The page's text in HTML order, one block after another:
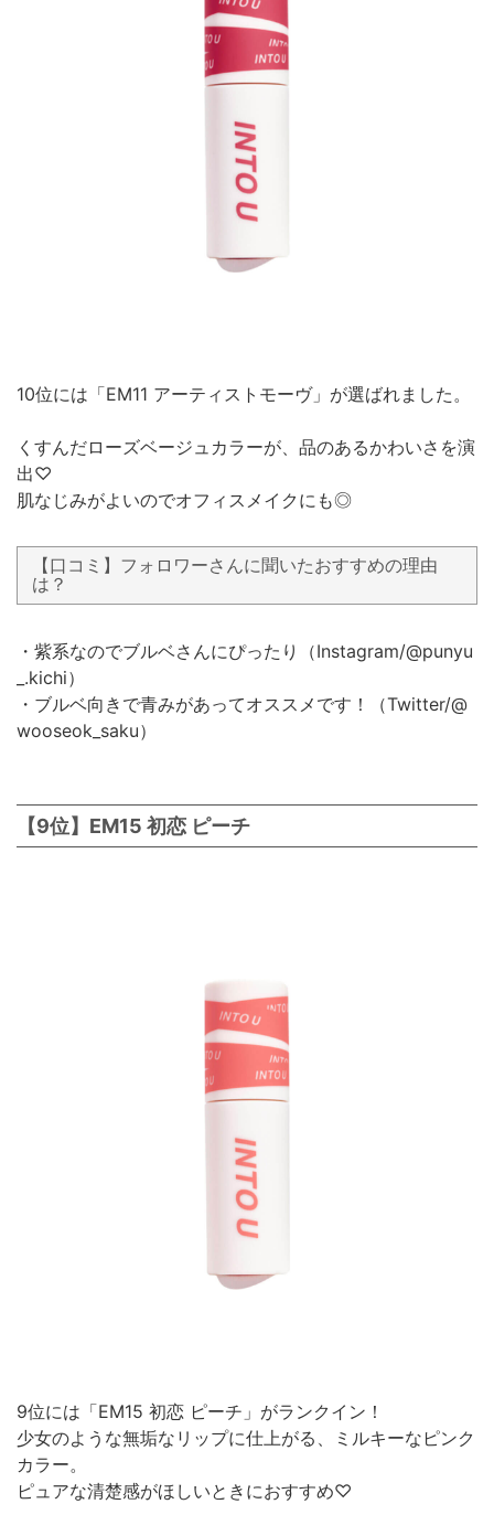
10位には「EM11 アーティストモーヴ」が選ばれました。
くすんだローズベージュカラーが、品のあるかわいさを演
出♡
肌なじみがよいのでオフィスメイクにも◎
【口コミ】フォロワーさんに聞いたおすすめの理由
は？
・紫系なのでブルベさんにぴったり（Instagram/@punyu
_.kichi）
・ブルベ向きで青みがあってオススメです！（Twitter/@
wooseok_saku）
【9位】EM15 初恋 ピーチ
9位には「EM15 初恋 ピーチ」がランクイン！
少女のような無垢なリップに仕上がる、ミルキーなピンク
カラー。
ピュアな清楚感がほしいときにおすすめ♡